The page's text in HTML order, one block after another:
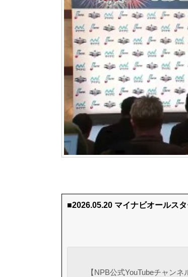
■2026.05.20 マイナビオールス
【NPB公式YouTubeチャンネ